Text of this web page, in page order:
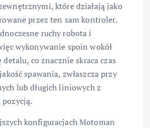
które działają jako
przez ten sam kontroler.
ruchy robota i
wykonywanie spoin wokół
detalu, co znacznie skraca czas
spawania, zwłaszcza przy
lub długich liniowych z
pozycją.
konfiguracjach Motoman